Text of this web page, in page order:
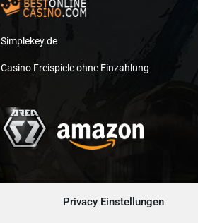
Privacy Einstellungen
Simplekey.de
Casino Freispiele ohne Einzahlung